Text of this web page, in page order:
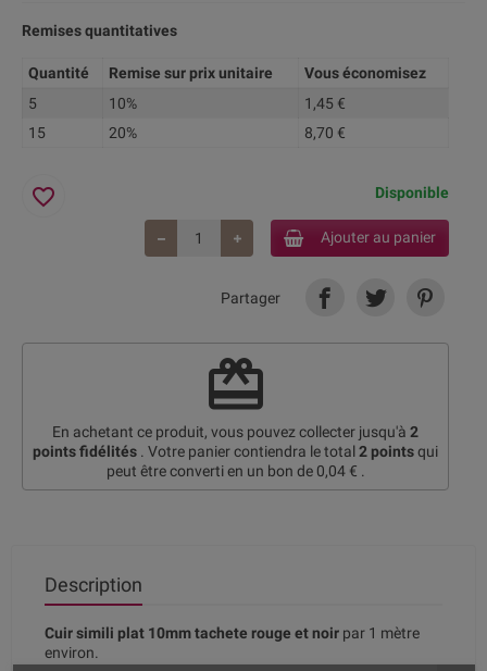
Remises quantitatives
Quantité Remise sur prix unitaire
Vous économisez
5
10%
1,45 €
15
20% 8,70 €
Disponible
Ajouter au panier
favorite_border
Partager
redeem
En achetant ce produit, vous pouvez collecter jusqu'à 2
points fidélités . Votre panier contiendra le total 2 pointsqui
peut être converti en un bon de 0,04 € .
Description
Cuir simili plat 10mm tachete rouge et noir par 1 mètre
environ.